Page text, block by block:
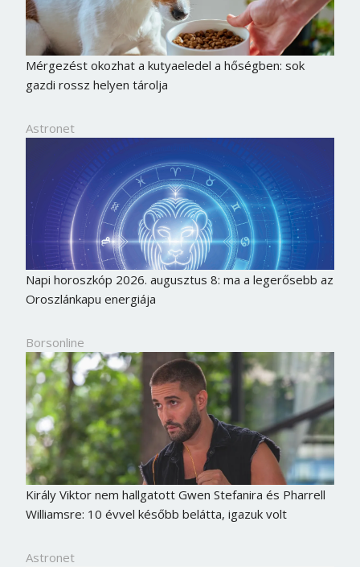
Mérgezést okozhat a kutyaeledel a hőségben: sok
gazdi rossz helyen tárolja
Astronet
Napi horoszkóp 2026. augusztus 8: ma a legerősebb az
Oroszlánkapu energiája
Borsonline
Király Viktor nem hallgatott Gwen Stefanira és Pharrell
Williamsre: 10 évvel később belátta, igazuk volt
Astronet